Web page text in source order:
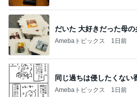
だいた 大好きだった母の
Amebaトピックス 1日前
同じ過ちは侵したくない
Amebaトピックス 1日前